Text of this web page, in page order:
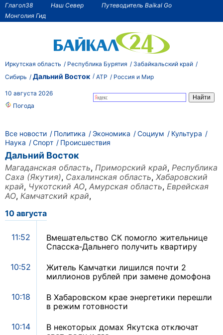
Глагол38 Наш Север
Путеводитель Baikal Go
Монголия Гид
Иркутская область Республика Бурятия
Забайкальский край
Сибирь
Дальний Восток АТР Россия и Мир
10 августа 2026
Погода
Все новости Политика Экономика Социум
Культура
Наука
Спорт Происшествия
Дальний Восток
Магаданская область, Приморский край, Республика
Саха (Якутия), Сахалинская область, Хабаровский
край, Чукотский АО, Амурская область, Еврейская
АО, Камчатский край,
10 августа
11:52
Вмешательство СК помогло жительнице
Спасска‑Дальнего получить квартиру
10:52
Житель Камчатки лишился почти 2
миллионов рублей при замене домофона
10:18
В Хабаровском крае энергетики перешли
в режим готовности
10:14
В некоторых домах Якутска отключат